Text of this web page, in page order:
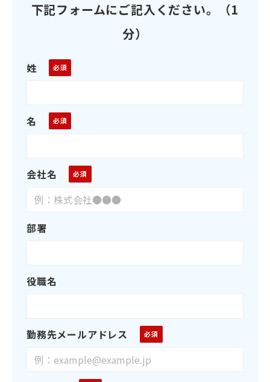
下記フォームにご記入ください。（1
分）
姓
名
会社名
部署
役職名
勤務先メールアドレス